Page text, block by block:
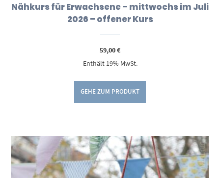
Nähkurs für Erwachsene – mittwochs im Juli
2026 – offener Kurs
59,00€
Enthält 19% MwSt.
GEHE ZUM PRODUKT